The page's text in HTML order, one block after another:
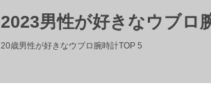
2023男性が好きなウブロ
20歳男性が好きなウブロ腕時計TOP 5